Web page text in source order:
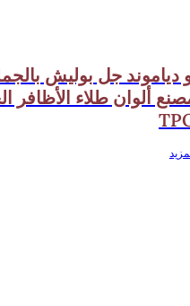
ألوان طلاء الأظافر